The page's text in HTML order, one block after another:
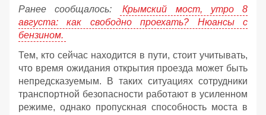
Ранее сообщалось:
Крымский мост, утро 8
августа: как свободно проехать? Нюансы с
бензином.
Тем, кто сейчас находится в пути, стоит учитывать,
что время ожидания открытия проезда может быть
непредсказуемым. В таких ситуациях сотрудники
транспортной безопасности работают в усиленном
режиме, однако пропускная способность моста в